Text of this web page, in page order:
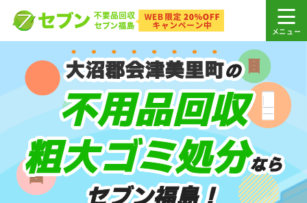
大沼郡会津美里町の
不用品回収
粗大ゴミ処分なら
セブン福島！